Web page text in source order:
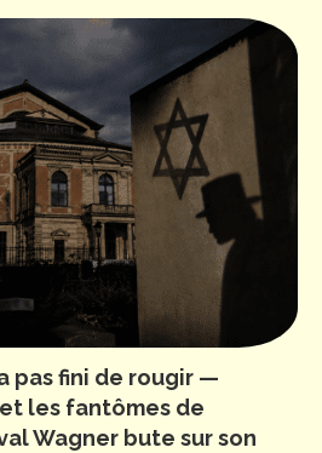
pas fini de rougir —
et les fantômes de
Wagner bute sur son